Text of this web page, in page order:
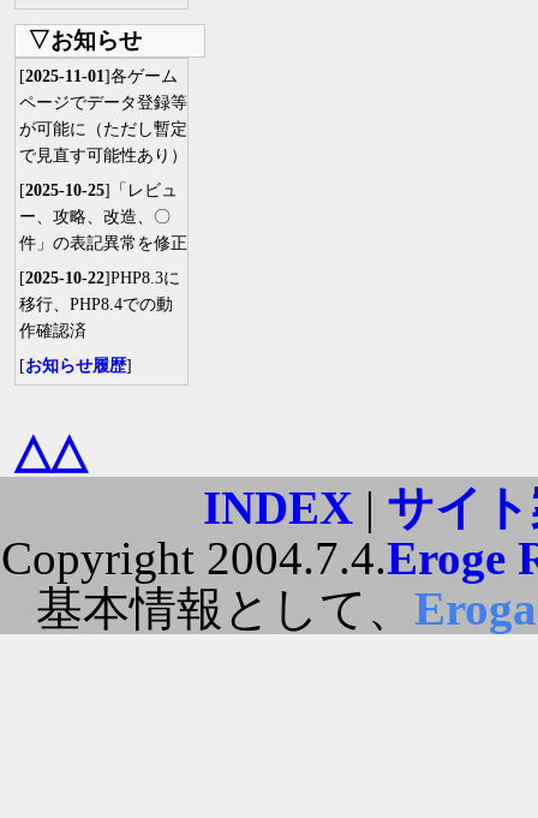
▽お知らせ
[2025-11-01]各ゲーム
ページでデータ登録等
が可能に（ただし暫定
で見直す可能性あり）
[2025-10-25]「レビュ
ー、攻略、改造、〇
件」の表記異常を修正
[2025-10-22]PHP8.3に
移行、PHP8.4での動
作確認済
[お知らせ履歴]
△△
INDEX| サイ
Copyright 2004.7.4.Eroge
基本情報として、